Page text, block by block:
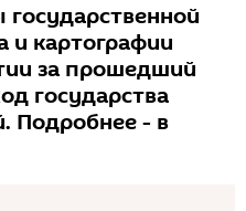
и картографии
за прошедший
государства
Подробнее - в